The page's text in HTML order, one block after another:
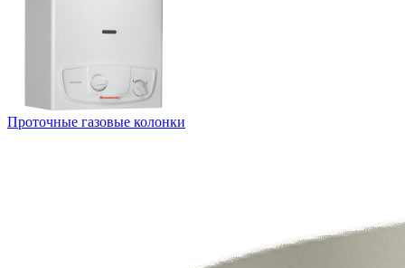
Проточные газовые колонки